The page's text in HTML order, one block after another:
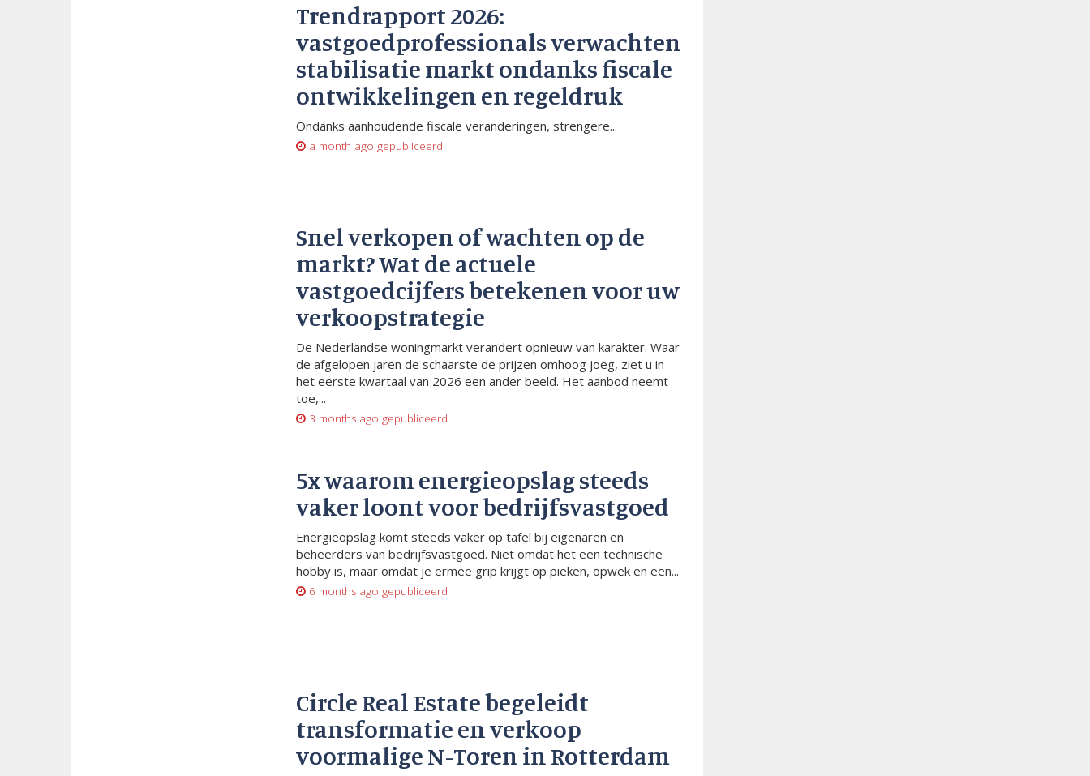
Trendrapport 2026:
vastgoedprofessionals verwachten
stabilisatie markt ondanks fiscale
ontwikkelingen en regeldruk
Ondanks aanhoudende fiscale veranderingen, strengere...
a month ago gepubliceerd
Snel verkopen of wachten op de
markt? Wat de actuele
vastgoedcijfers betekenen voor uw
verkoopstrategie
De Nederlandse woningmarkt verandert opnieuw van karakter. Waar
de afgelopen jaren de schaarste de prijzen omhoog joeg, ziet u in
het eerste kwartaal van 2026 een ander beeld. Het aanbod neemt
toe,...
3 months ago gepubliceerd
5x waarom energieopslag steeds
vaker loont voor bedrijfsvastgoed
Energieopslag komt steeds vaker op tafel bij eigenaren en
beheerders van bedrijfsvastgoed. Niet omdat het een technische
hobby is, maar omdat je ermee grip krijgt op pieken, opwek en een...
6 months ago gepubliceerd
Circle Real Estate begeleidt
transformatie en verkoop
voormalige N-Toren in Rotterdam